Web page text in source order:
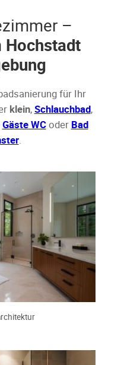
–
Hochstadt
für Ihr
klein,Schlauchbad,
Gäste WCoder Bad
.